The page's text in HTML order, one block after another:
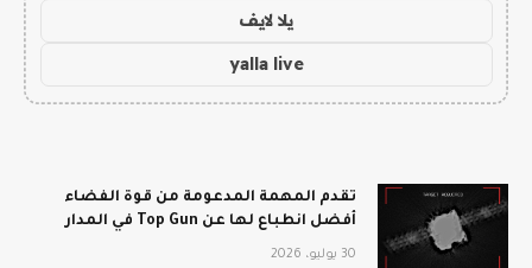
يلا لايف
yalla live
تقدم المهمة المدعومة من قوة الفضاء
أفضل انطباع لها عن Top Gun في المدار
30 يوليو، 2026